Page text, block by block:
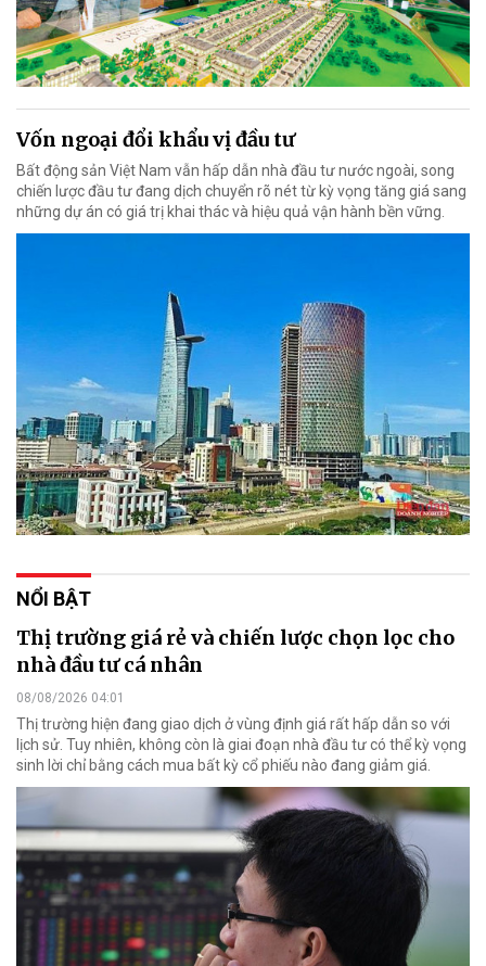
Vốn ngoại đổi khẩu vị đầu tư
Bất động sản Việt Nam vẫn hấp dẫn nhà đầu tư nước ngoài, song
chiến lược đầu tư đang dịch chuyển rõ nét từ kỳ vọng tăng giá sang
những dự án có giá trị khai thác và hiệu quả vận hành bền vững.
NỔI BẬT
Thị trường giá rẻ và chiến lược chọn lọc cho
nhà đầu tư cá nhân
08/08/2026 04:01
Thị trường hiện đang giao dịch ở vùng định giá rất hấp dẫn so với
lịch sử. Tuy nhiên, không còn là giai đoạn nhà đầu tư có thể kỳ vọng
sinh lời chỉ bằng cách mua bất kỳ cổ phiếu nào đang giảm giá.